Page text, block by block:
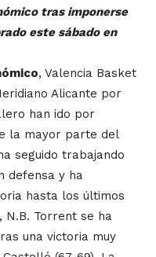
tras imponerse
este sábado en
, Valencia Basket
Alicante por
han ido por
la mayor parte del
seguido trabajando
defensa y ha
hasta los últimos
N.B. Torrent se ha
una victoria muy